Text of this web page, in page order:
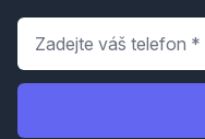
Telefon